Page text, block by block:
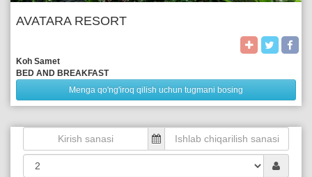
AVATARA RESORT
Koh Samet
BED AND BREAKFAST
Menga qo'ng'iroq qilish uchun tugmani bosing